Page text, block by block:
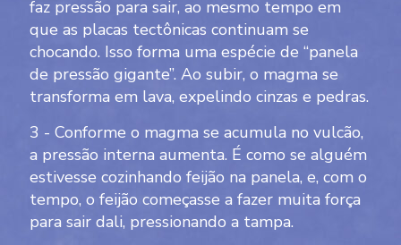
faz pressão para sair, ao mesmo tempo em
que as placas tectônicas continuam se
chocando. Isso forma uma espécie de “panela
de pressão gigante”. Ao subir, o magma se
transforma em lava, expelindo cinzas e pedras.
3 - Conforme o magma se acumula no vulcão,
a pressão interna aumenta. É como se alguém
estivesse cozinhando feijão na panela, e, com o
tempo, o feijão começasse a fazer muita força
para sair dali, pressionando a tampa.